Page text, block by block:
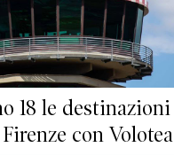
18 le destinazioni
con Volotea